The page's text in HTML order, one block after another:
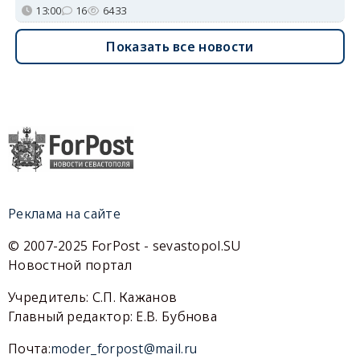
13:00 16 6433
Показать все новости
Реклама на сайте
© 2007-2025 ForPost - sevastopol.SU
Новостной портал
Учредитель: С.П. Кажанов
Главный редактор: Е.В. Бубнова
Почта:moder_forpost@mail.ru